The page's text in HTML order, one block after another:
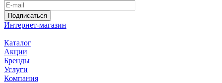
Подписаться
Интернет-магазин
Каталог
Акции
Бренды
Услуги
Компания